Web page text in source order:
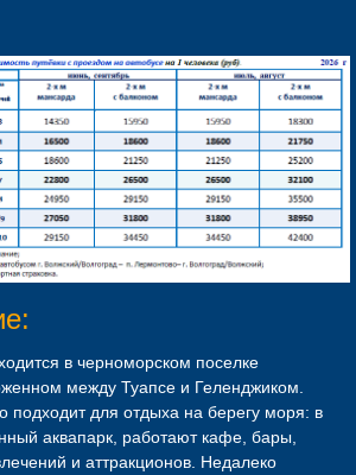
в черноморском поселке
между Туапсе и Геленджиком.
подходит для отдыха на берегу моря: в
аквапарк, работают кафе, бары,
и аттракционов. Недалеко